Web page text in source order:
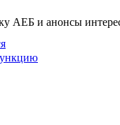
АЕБ и анонсы